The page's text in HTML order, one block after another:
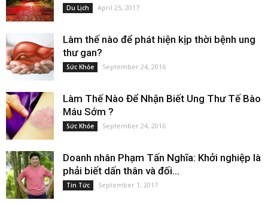
Du Lịch April 25, 2017
Làm thế nào để phát hiện kịp thời bệnh ung
thư gan?
Sức Khỏe September 24, 2016
Làm Thế Nào Để Nhận Biết Ung Thư Tế Bào
Máu Sớm ?
Sức Khỏe September 24, 2016
Doanh nhân Phạm Tấn Nghĩa: Khởi nghiệp là
phải biết dấn thân và đối...
Tin Tức September 1, 2017